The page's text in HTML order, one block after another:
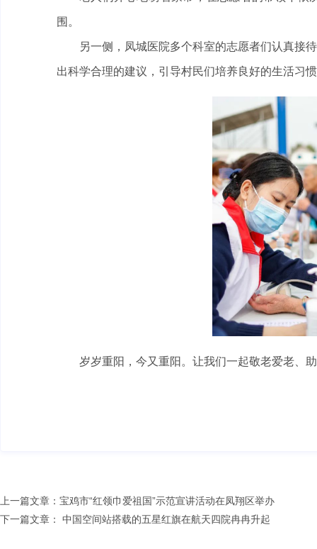
围。
另一侧，凤城医院多个科室的志愿者们认真接
出科学合理的建议，引导村民们培养良好的生活习
岁岁重阳，今又重阳。让我们一起敬老爱老、
上一篇文章： 宝鸡市“红领巾爱祖国”示范宣讲活动在凤翔区举办
下一篇文章：
中国空间站搭载的五星红旗在航天四院冉冉升起